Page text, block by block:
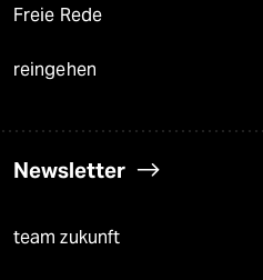
Freie Rede
reingehen
Newsletter
team zukunft